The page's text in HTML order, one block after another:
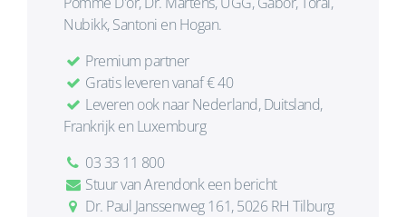
Nubikk, Santoni en Hogan.
Premium partner
Gratis leveren vanaf € 40
Leveren ook naar Nederland, Duitsland,
Frankrijk en Luxemburg
03 33 11 800
Stuur van Arendonk een bericht
Dr. Paul Janssenweg 161, 5026 RH Tilburg